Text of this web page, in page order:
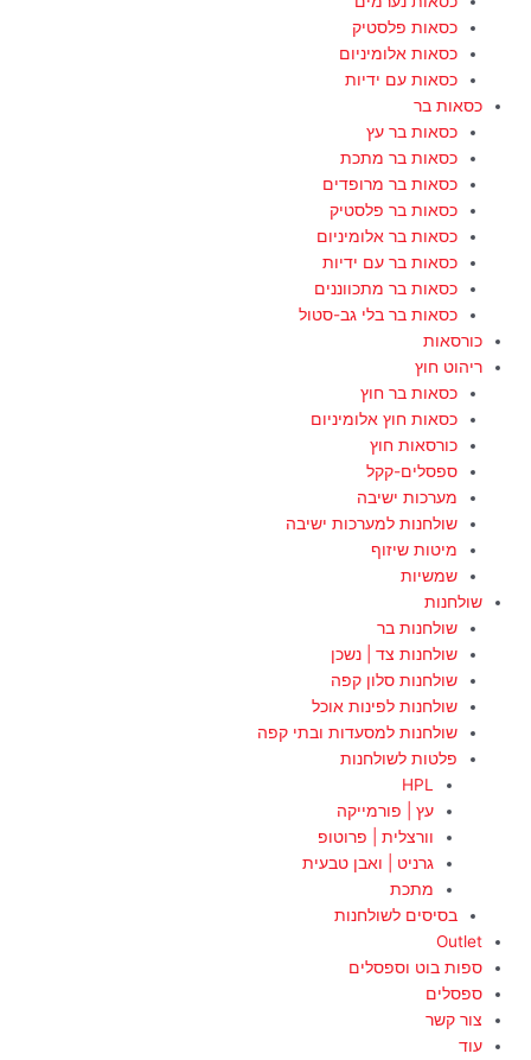
כסאות פלסטיק
כסאות אלומיניום
כסאות עם ידיות
כסאות בר
כסאות בר עץ
כסאות בר מתכת
כסאות בר מרופדים
כסאות בר פלסטיק
כסאות בר אלומיניום
כסאות בר עם ידיות
כסאות בר מתכווננים
כסאות בר בלי גב-סטול
כורסאות
ריהוט חוץ
כסאות בר חוץ
כסאות חוץ אלומיניום
כורסאות חוץ
ספסלים-קקל
מערכות ישיבה
שולחנות למערכות ישיבה
מיטות שיזוף
שמשיות
שולחנות
שולחנות בר
שולחנות צד | נשכן
שולחנות סלון קפה
שולחנות לפינות אוכל
שולחנות למסעדות ובתי קפה
פלטות לשולחנות
HPL
עץ | פורמייקה
וורצלית | פרוטופ
גרניט | ואבן טבעית
מתכת
בסיסים לשולחנות
Outlet
ספות בוט וספסלים
ספסלים
צור קשר
עוד